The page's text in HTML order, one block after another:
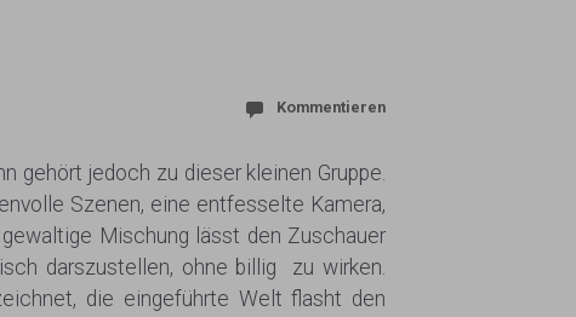
Kommentieren
gehört jedoch zu dieser kleinen Gruppe.
Szenen, eine entfesselte Kamera,
Mischung lässt den Zuschauer
darszustellen, ohne billig zu wirken.
die eingeführte Welt flasht den